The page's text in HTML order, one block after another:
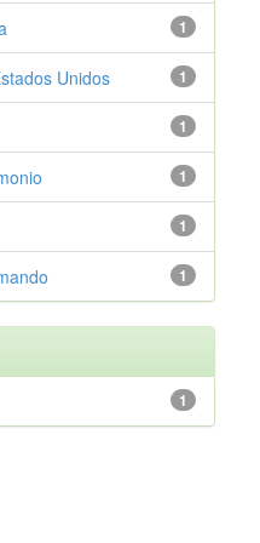
1
1
Unidos
1
1
1
1
1